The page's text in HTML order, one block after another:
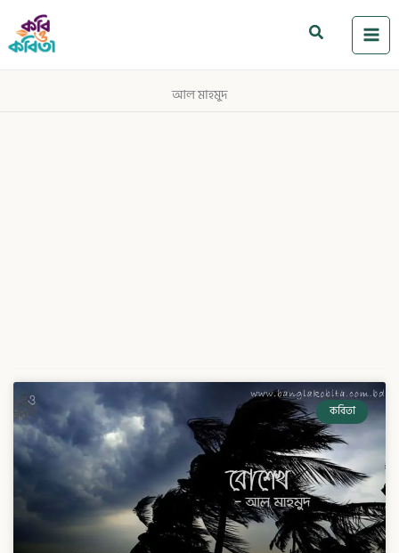
content
Search
আল মাহমুদ
কবিতা